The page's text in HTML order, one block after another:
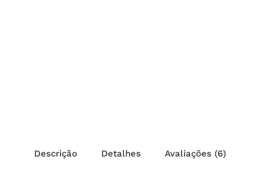
Descrição Detalhes Avaliações (6)